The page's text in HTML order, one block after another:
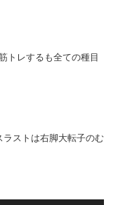
トレするも全ての種目
ストは右脚大転子のむ